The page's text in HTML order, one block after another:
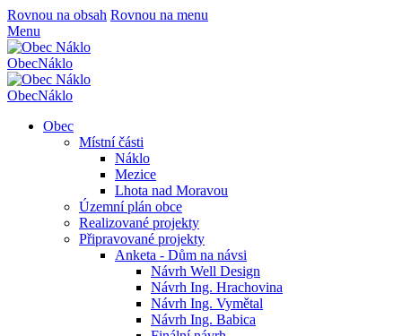
Rovnou na obsah Rovnou na menu
Menu
ObecNáklo
ObecNáklo
Obec
Místní části
Náklo
Mezice
Lhota nad Moravou
Územní plán obce
Realizované projekty
Připravované projekty
Anketa - Dům na návsi
Návrh Well Design
Návrh Ing. Hrachovina
Návrh Ing. Vymětal
Návrh Ing. Babica